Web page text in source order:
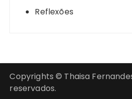
Reflexões
Copyrights © Thaisa
reservados.